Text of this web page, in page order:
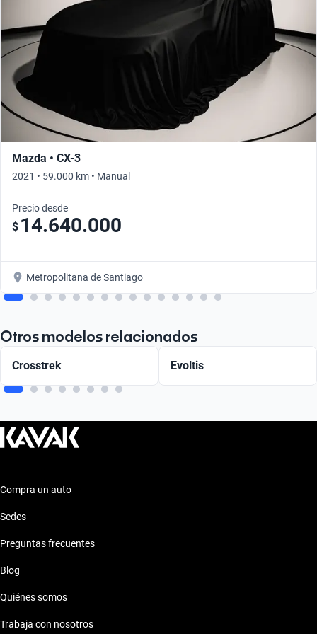
Mazda • CX-3
2021 • 59.000 km • Manual
Precio desde
$ 14.640.000
Metropolitana de Santiago
Otros modelos relacionados
Crosstrek Evoltis
Compra un auto
Sedes
Preguntas frecuentes
Blog
Quiénes somos
Trabaja con nosotros